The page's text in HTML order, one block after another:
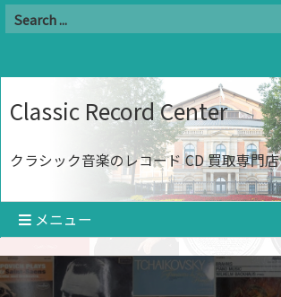
Classic Record Center
クラシック音楽のレコード CD 買取専門店
メニュー